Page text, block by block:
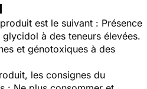
est le suivant : Présence
à des teneurs élevées.
et génotoxiques à des
les consignes du